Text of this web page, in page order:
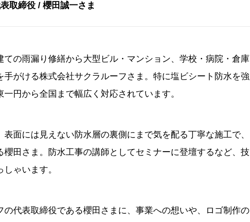
取締役 / 櫻田誠一さま
の雨漏り修繕から大型ビル・マンション、学校・病院・倉庫
手がける株式会社サクラルーフさま。特に塩ビシート防水を強
円から全国まで幅広く対応されています。
表面には見えない防水層の裏側にまで気を配る丁寧な施工で、
田さま。防水工事の講師としてセミナーに登壇するなど、技
ゃいます。
代表取締役である櫻田さまに、事業への想いや、ロゴ制作の